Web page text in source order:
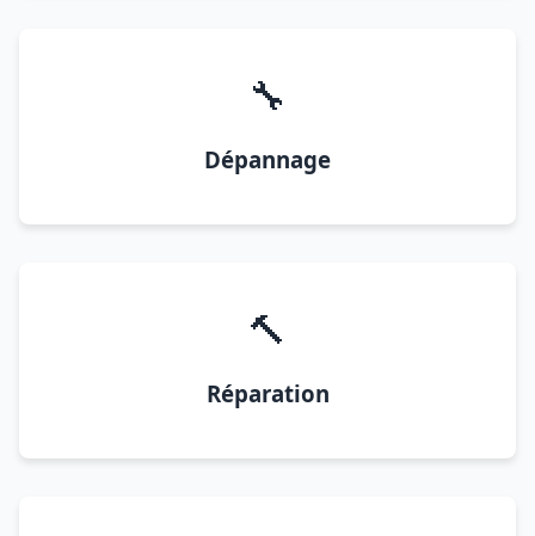
🔧
Dépannage
🔨
Réparation